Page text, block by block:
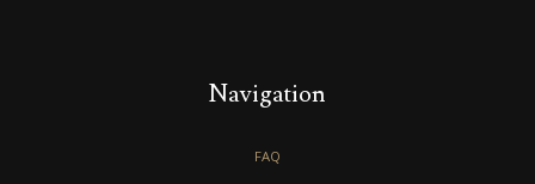
Navigation
FAQ